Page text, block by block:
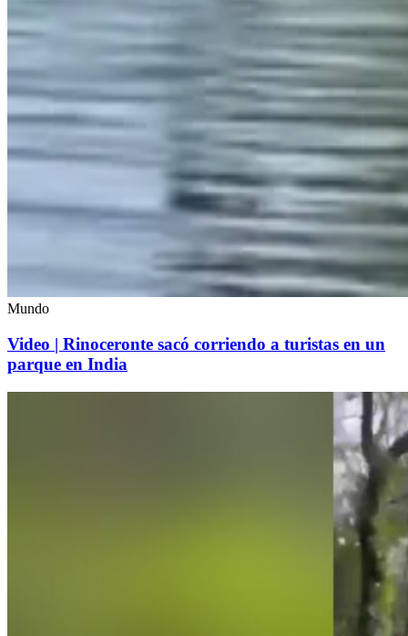
Mundo
Video | Rinoceronte sacó corriendo a turistas en un
parque en India